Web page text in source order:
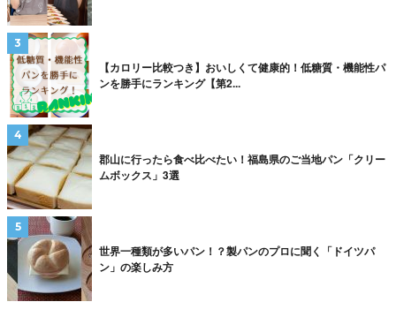
【カロリー比較つき】おいしくて健康的！低糖質・機能性パ
ンを勝手にランキング【第2...
郡山に行ったら食べ比べたい！福島県のご当地パン「クリー
ムボックス」3選
世界一種類が多いパン！？製パンのプロに聞く「ドイツパ
ン」の楽しみ方